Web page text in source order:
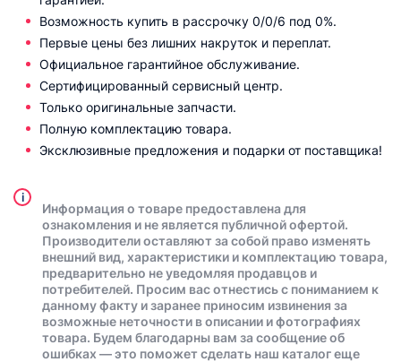
Возможность купить в рассрочку 0/0/6 под 0%.
Первые цены без лишних накруток и переплат.
Официальное гарантийное обслуживание.
Сертифицированный сервисный центр.
Только оригинальные запчасти.
Полную комплектацию товара.
Эксклюзивные предложения и подарки от поставщика!
i
Информация о товаре предоставлена для
ознакомления и не является публичной офертой.
Производители оставляют за собой право изменять
внешний вид, характеристики и комплектацию товара,
предварительно не уведомляя продавцов и
потребителей. Просим вас отнестись с пониманием к
данному факту и заранее приносим извинения за
возможные неточности в описании и фотографиях
товара. Будем благодарны вам за сообщение об
ошибках — это поможет сделать наш каталог еще